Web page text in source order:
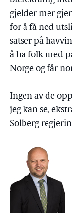
gjelder mer
for å få ned
satser på
å ha folk med
Norge og får
Ingen av de
jeg kan se,
Solberg